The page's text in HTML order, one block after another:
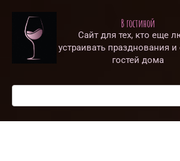
контенту
В гостиной
Сайт для тех, кто еще
устраивать празднования и
гостей дома
Поиск: